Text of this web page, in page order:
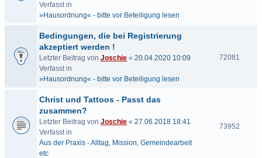
Verfasst in
»Hausordnung« - bitte vor Beteiligung lesen
Bedingungen, die bei Registrierung
akzeptiert werden !
Letzter Beitrag von Joschie « 20.04.2020 10:09
Verfasst in
»Hausordnung« - bitte vor Beteiligung lesen
72081
Christ und Tattoos - Passt das
zusammen?
Letzter Beitrag von Joschie « 27.06.2018 18:41
Verfasst in
Aus der Praxis - Alltag, Mission, Gemeindearbeit
etc
73952